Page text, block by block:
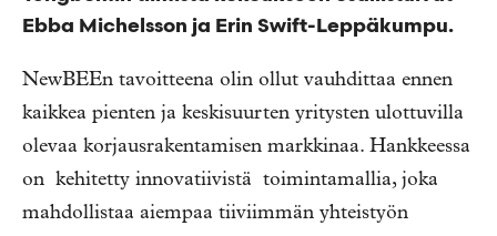
Ebba Michelsson ja Erin Swift-Leppäkumpu.
NewBEEn tavoitteena olin ollut vauhdittaa ennen
kaikkea pienten ja keskisuurten yritysten ulottuvilla
olevaa korjausrakentamisen markkinaa. Hankkeessa
on kehitetty innovatiivistä toimintamallia, joka
mahdollistaa aiempaa tiiviimmän yhteistyön